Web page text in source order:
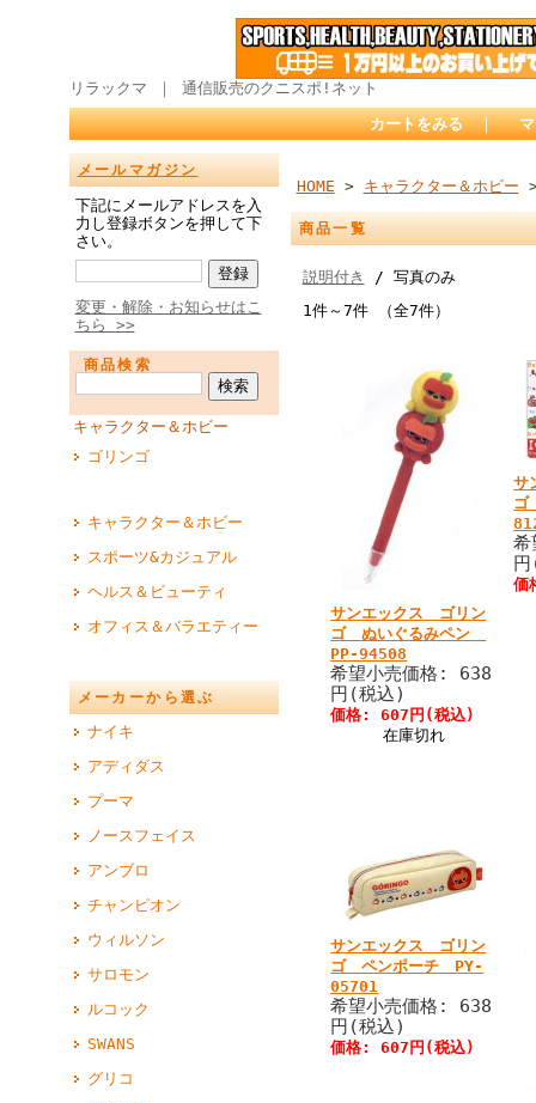
リラックマ ｜ 通信販売のクニスポ!ネット
カートをみる ｜
メールマガジン
下記にメールアドレスを入
力し登録ボタンを押して下
さい。
変更・解除・お知らせはこ
ちら >>
商品検索
キャラクター＆ホビー
ゴリンゴ
キャラクター＆ホビー
スポーツ&カジュアル
ヘルス＆ビューティ
オフィス＆バラエティー
メーカーから選ぶ
ナイキ
アディダス
プーマ
ノースフェイス
アンブロ
チャンピオン
ウィルソン
サロモン
ルコック
SWANS
グリコ
HOME > キャラクター＆ホビー
商品一覧
説明付き
/ 写真のみ
1件～7件 （全7件）
サンエックス ゴリン
ゴ ぬいぐるみペン
PP-94508
希望小売価格: 638
円(税込)
価格: 607円(税込)
在庫切れ
サ
ゴ
価
サンエックス ゴリン
ゴ ペンポーチ PY-
05701
希望小売価格: 638
円(税込)
価格: 607円(税込)